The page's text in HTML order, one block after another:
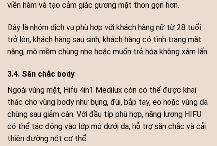
viền hàm và tạo cảm giác gương mặt thon gọn hơn.
Đây là nhóm dịch vụ phù hợp với khách hàng nữ từ 28 tuổi
trở lên, khách hàng sau sinh, khách hàng có tình trạng mặt
nặng, mô mềm chùng nhẹ hoặc muốn trẻ hóa không xâm lấn.
3.4. Săn chắc body
Ngoài vùng mặt, Hifu 4in1 Medilux còn có thể được khai
thác cho vùng body như bụng, đùi, bắp tay, eo hoặc vùng da
chùng sau giảm cân. Với đầu típ phù hợp, năng lượng HIFU
có thể tác động vào lớp mô dưới da, hỗ trợ săn chắc và cải
thiện đường nét cơ thể.